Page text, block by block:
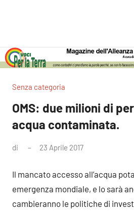
per
la
Terra
per
la
Alimentare
Senza categoria
OMS: due milioni di
acqua contaminata.
di 23 Aprile 2017
Il mancato accesso all’acqua
emergenza mondiale, e lo sarà
cambieranno le politiche di